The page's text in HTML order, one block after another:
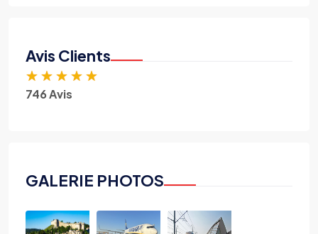
Avis Clients
★ ★ ★ ★ ★
746 Avis
GALERIE PHOTOS